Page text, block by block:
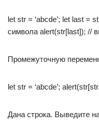
let str = ‘abcde’; let last =
символа alert(str[last]); //
Промежуточную
let str = ‘abcde’;
Дана строка. Выведите